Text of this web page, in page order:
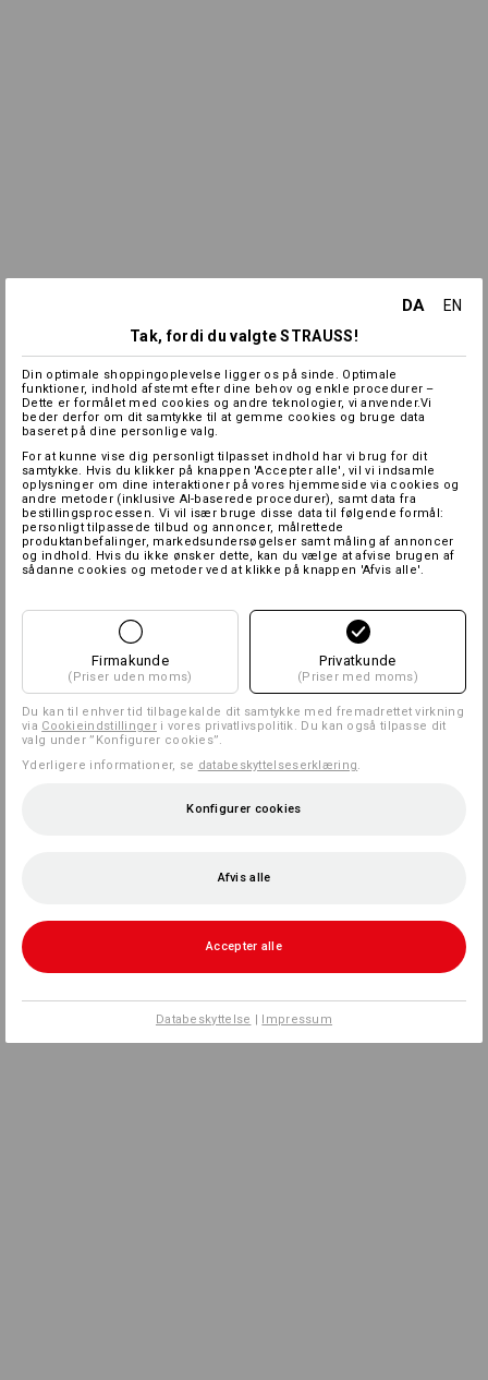
DA
EN
Tak, fordi du valgte STRAUSS!
Din optimale shoppingoplevelse ligger os på sinde. Optimale
funktioner, indhold afstemt efter dine behov og enkle procedurer –
Dette er formålet med cookies og andre teknologier, vi anvender.Vi
beder derfor om dit samtykke til at gemme cookies og bruge data
baseret på dine personlige valg.
For at kunne vise dig personligt tilpasset indhold har vi brug for dit
samtykke. Hvis du klikker på knappen 'Accepter alle', vil vi indsamle
oplysninger om dine interaktioner på vores hjemmeside via cookies og
andre metoder (inklusive AI-baserede procedurer), samt data fra
bestillingsprocessen. Vi vil især bruge disse data til følgende formål:
personligt tilpassede tilbud og annoncer, målrettede
produktanbefalinger, markedsundersøgelser samt måling af annoncer
og indhold. Hvis du ikke ønsker dette, kan du vælge at afvise brugen af
sådanne cookies og metoder ved at klikke på knappen 'Afvis alle'.
Firmakunde
(Priser uden moms)
Privatkunde
(Priser med moms)
Du kan til enhver tid tilbagekalde dit samtykke med fremadrettet virkning
via Cookieindstillingeri vores privatlivspolitik. Du kan også tilpasse dit
valg under ”Konfigurer cookies”.
Yderligere informationer, se databeskyttelseserklæring
Konfigurer cookies
Afvis alle
Accepter alle
Databeskyttelse | Impressum